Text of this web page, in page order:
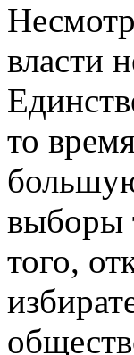
власти
то
выборы
того,